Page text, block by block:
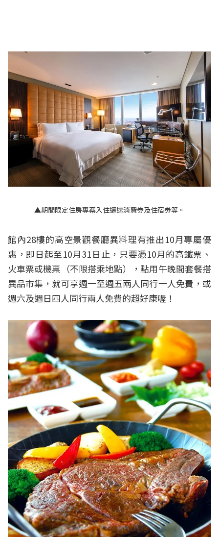
▲期間限定住房專案入住還送消費劵及住宿劵等。
館內28樓的高空景觀餐廳異料理有推出10月專屬優
惠，即日起至10月31日止，只要憑10月的高鐵票、
火車票或機票（不限搭乘地點），點用午晚間套餐搭
異品市集，就可享週一至週五兩人同行一人免費，或
週六及週日四人同行兩人免費的超好康喔！